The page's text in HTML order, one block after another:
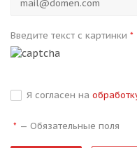
Введите текст с картинки *
Я согласен на
* — Обязательные поля